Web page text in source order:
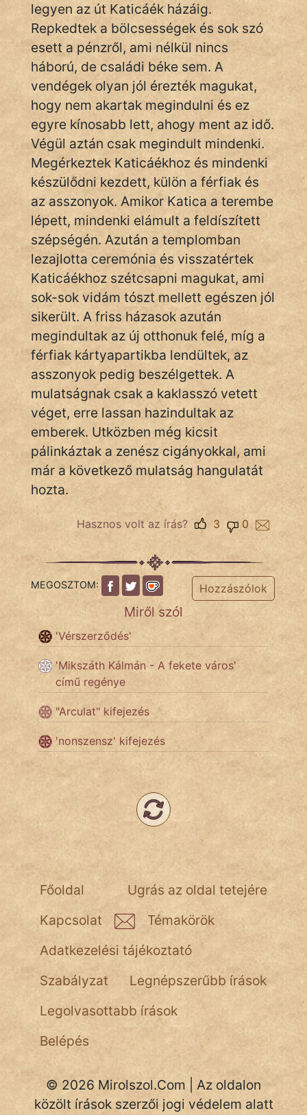
ÉLETMÓD
MAGYARSÁG
És
TÖRTÉNELEM
Népszerű szerzőink:
cinege
fantom
Hunor
Jób Gedeon
Láron Ádám
mikkamakka
vörös ördög
nagyöreg
NapHold
Név nélkül
pszichopati
szegény legény
Hoffer Botond
szemfüles
legyen az út Katicáék házáig.
Repkedtek a bölcsességek és sok szó
esett a pénzről, ami nélkül nincs
háború, de családi béke sem. A
vendégek olyan jól érezték magukat,
hogy nem akartak megindulni és ez
egyre kínosabb lett, ahogy ment az idő.
Végül aztán csak megindult mindenki.
Megérkeztek Katicáékhoz és mindenki
készülődni kezdett, külön a férfiak és
az asszonyok. Amikor Katica a terembe
lépett, mindenki elámult a feldíszített
szépségén. Azután a templomban
lezajlotta ceremónia és visszatértek
Katicáékhoz szétcsapni magukat, ami
sok-sok vidám tószt mellett egészen jól
sikerült. A friss házasok azután
megindultak az új otthonuk felé, míg a
férfiak kártyapartikba lendültek, az
asszonyok pedig beszélgettek. A
mulatságnak csak a kaklasszó vetett
véget, erre lassan hazindultak az
emberek. Utközben még kicsit
pálinkáztak a zenész cigányokkal, ami
már a következő mulatság hangulatát
hozta.
Hasznos volt az írás? 0
3
MEGOSZTOM: Hozzászólok
Miről szól
'Vérszerződés'
'Mikszáth Kálmán - A fekete város'
című regénye
"Arculat" kifejezés
'nonszensz' kifejezés
Ugrás az oldal tetejére
Főoldal
Kapcsolat
Témakörök
Adatkezelési tájékoztató
Szabályzat
Legnépszerűbb írások
Legolvasottabb írások
Belépés
© 2026 Mirolszol.Com | Az oldalon
közölt írások szerzői jogi védelem alatt